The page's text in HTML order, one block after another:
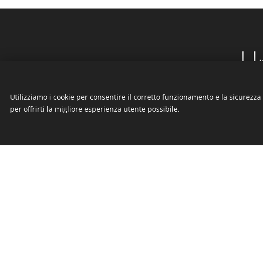
"Sed ut perspiciatis unde
Utilizziamo i cookie per consentire il corretto funzionamento e la
per offrirti la migliore esperienza utente possibile.